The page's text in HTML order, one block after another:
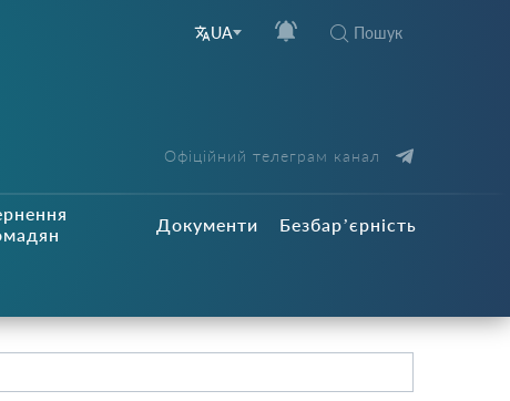
UA Пошук
Офіційний телеграм канал
Документи Безбар’єрність